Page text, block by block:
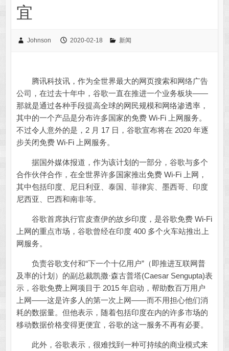
宜
Johnson 2020-02-18 新闻
腾讯科技讯，作为全世界最大的网页搜索和网络广告
公司，在过去十年中，谷歌一直在推进一个业务板块——
那就是通过各种手段提高全球的网民规模和网络渗透率，
其中的一个产品是分布许多国家的免费 Wi-Fi 上网服务。
不过令人意外的是，2 月 17 日，谷歌宣布将在 2020 年逐
步关闭免费 Wi-Fi 上网服务。
据国外媒体报道，作为该计划的一部分，谷歌与多个
合作伙伴合作，在全世界许多国家推出免费 Wi-Fi 上网，
其中包括印度、尼日利亚、泰国、菲律宾、墨西哥、印度
尼西亚、巴西和南非等。
谷歌首席执行官皮查伊的故乡印度，是谷歌免费 Wi-Fi
上网的重点市场，谷歌曾经在印度 400 多个火车站推出上
网服务。
负责谷歌支付和“下一个十亿用户”（即推进互联网普
及率的计划）的副总裁凯撒·森古普塔(Caesar Sengupta)表
示，谷歌免费上网项目于 2015 年启动，帮助数百万用户
上网——这是许多人的第一次上网——而不用担心他们消
耗的数据量。但他表示，随着包括印度在内的许多市场的
移动数据价格变得更便宜，谷歌的这一服务不再有必要。
此外，谷歌表示，很难找到一种可持续的商业模式来